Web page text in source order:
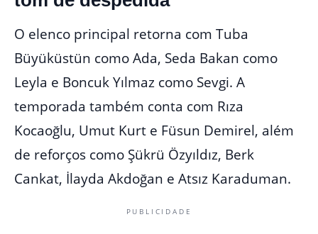
O elenco principal retorna com Tuba
Büyüküstün como Ada, Seda Bakan como
Leyla e Boncuk Yılmaz como Sevgi. A
temporada também conta com Rıza
Kocaoğlu, Umut Kurt e Füsun Demirel, além
de reforços como Şükrü Özyıldız, Berk
Cankat, İlayda Akdoğan e Atsız Karaduman.
PUBLICIDADE